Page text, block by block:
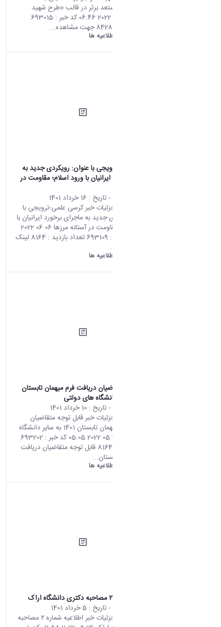
دانشجویان مستعد برتر در قالب «طرح شهید
وزوایی» 11 06 2022 06:46 کد خبر : 693015
اطلاعیه ها
کرسی علمی-ترویجی با عنوان: رویکردی جدید به
ماجرای برخورد ایرانیان با ورود اسلام؛ مقاومت در
- تاریخ : 16 خرداد 1401
صفحه اصلی جزئیات خبر کرسی علمی-ترویجی با
عنوان: رویکردی جدید به ماجرای برخورد ایرانیان با
ورود اسلام؛ مقاومت در آستانه مرزها 06 06 2022
08:56 کد خبر : 693109 تعداد بازدید : 8164 لینک
ورود اشتراک...
اطلاعیه ها
قابل توجه متقاضیان دریافت فرم میهمان تابستان
- تاریخ : 10 خرداد 1401
صفحه اصلی جزئیات خبر قابل توجه متقاضیان
دریافت فرم میهمان تابستان 1401 به سایر دانشگاه
های دولتی 31 05 2022 05:05 کد خبر : 693202
تعداد بازدید : 8164 قابل توجه متقاضیان دریافت
فرم میهمان تابستان...
اطلاعیه ها
- تاریخ : 5 خرداد 1401
صفحه اصلی جزئیات خبر اطلاعیه شماره ۲ مصاحبه